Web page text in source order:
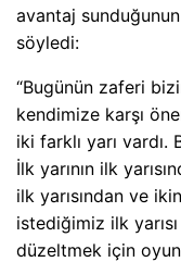
avantaj
söyledi:
“Bugünün zaferi
kendimize karşı
iki farklı yarı
İlk yarının ilk
ilk yarısından ve
istediğimiz ilk
düzeltmek için